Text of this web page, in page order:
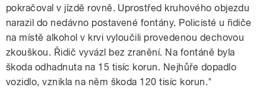
pokračoval v jízdě rovně. Uprostřed kruhového objezdu
narazil do nedávno postavené fontány. Policisté u řidiče
na místě alkohol v krvi vyloučili provedenou dechovou
zkouškou. Řidič vyvázl bez zranění. Na fontáně byla
škoda odhadnuta na 15 tisíc korun. Nejhůře dopadlo
vozidlo, vznikla na něm škoda 120 tisíc korun."